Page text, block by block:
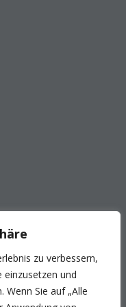
zu verbessern,
einzusetzen und
Wenn Sie auf „Alle